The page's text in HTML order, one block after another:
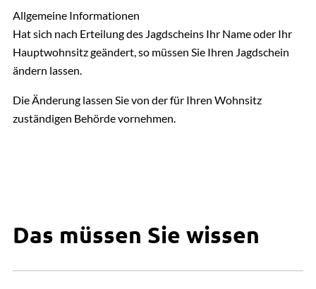
Allgemeine Informationen
Hat sich nach Erteilung des Jagdscheins Ihr Name oder Ihr
Hauptwohnsitz geändert, so müssen Sie Ihren Jagdschein
ändern lassen.
Die Änderung lassen Sie von der für Ihren Wohnsitz
zuständigen Behörde vornehmen.
Das müssen Sie wissen